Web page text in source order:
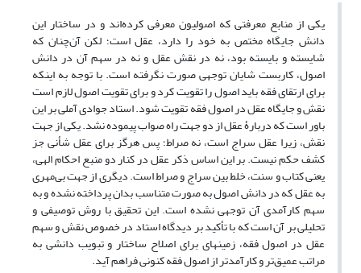
یکی از منابع معرفتی که اصولیون معرفی کرده‌اند و در ساختار این
دانش جایگاه مختص به خود را دارد، عقل است؛ لکن آن‌چنان که
شایسته و بایسته بود، نه در نقش عقل و نه در سهم آن در دانش
اصول، کاربست شایان توجهی صورت نگرفته است. با توجه به اینکه
برای ارتقای فقه باید اصول را تقویت کرد و برای تقویت اصول لازم است
نقش و جایگاه عقل در اصول فقه تقویت شود. استاد جوادی آملی بر این
باور است که دربارۀ عقل از دو جهت راه صواب پیموده نشد. یکی از جهت
نقش، زیرا عقل سراج است، نه صراط؛ پس هرگز برای عقل شأنی جز
کشف حکم نیست. بر این اساس ذکر عقل در کنار دو منبع احکام الهی،
یعنی کتاب و سنت، خلط بین سراج و صراط است. دیگری از جهت بی‌مهری
به عقل که در دانش اصول به صورت متناسب بدان پرداخته نشده و به
سهم کارآمدی آن توجهی نشده است. این تحقیق با روش توصیفی و
تحلیلی بر آن است که با تأکید بر دیدگاه استاد در خصوص نقش و سهم
عقل در اصول فقه، زمینه‎ای برای اصلاح ساختار و تبویب دانشی به
مراتب عمیق‌تر و کارآمد‌تر از اصول فقه کنونی فراهم آید.